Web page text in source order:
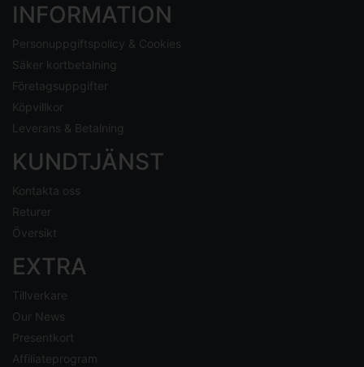
INFORMATION
Personuppgiftspolicy & Cookies
Säker kortbetalning
Företagsuppgifter
Köpvillkor
Leverans & Betalning
KUNDTJÄNST
Kontakta oss
Returer
Översikt
EXTRA
Tillverkare
Our News
Presentkort
Affiliateprogram